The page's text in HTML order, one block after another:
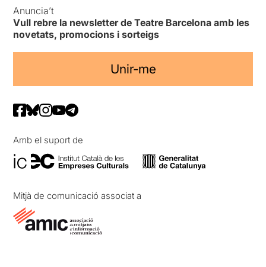
Anuncia’t
Vull rebre la newsletter de Teatre Barcelona amb les
novetats, promocions i sorteigs
Unir-me
Amb el suport de
Mitjà de comunicació associat a